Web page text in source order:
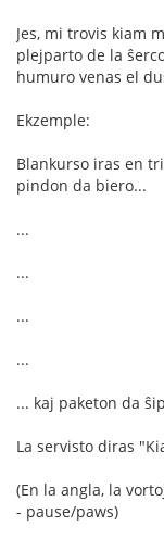
Jes, mi trovis kiam
plejparto de la
humuro venas el
Ekzemple:
Blankurso iras en
pindon da biero...
...
...
...
...
... kaj paketon da
La servisto diras
(En la angla, la
- pause/paws)